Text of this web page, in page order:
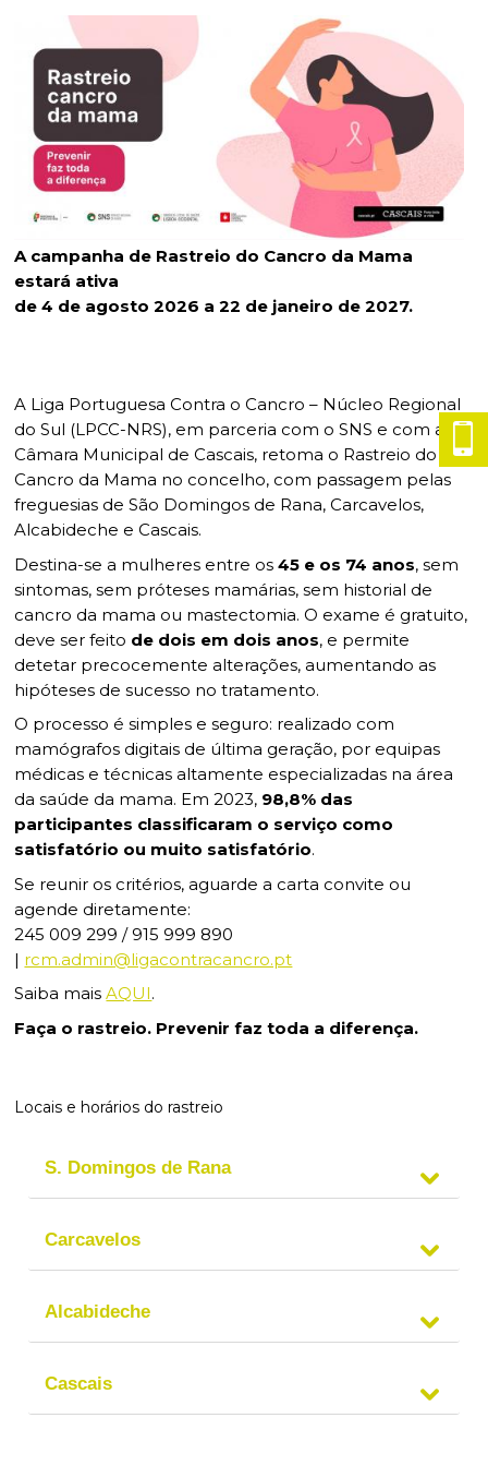
Reabilitação urbana
Urbanismo
Mobilidade
Qualidade de vida
Sociedade & Educação
VISITAR
ESTUDAR
TEMPOS LIVRES
MOBILIDADE
INVESTIR EM CASCAIS
SERVIÇOS
A campanha de Rastreio do Cancro da Mama
estará ativa
de 4 de agosto 2026 a 22 de janeiro de 2027.
A Liga Portuguesa Contra o Cancro – Núcleo Regional
do Sul (LPCC-NRS), em parceria com o SNS e com a
Câmara Municipal de Cascais, retoma o Rastreio do
Cancro da Mama no concelho, com passagem pelas
freguesias de São Domingos de Rana, Carcavelos,
Alcabideche e Cascais.
Destina-se a mulheres entre os45 e os 74 anos, sem
sintomas, sem próteses mamárias, sem historial de
cancro da mama ou mastectomia. O exame é gratuito,
deve ser feito de dois em dois anos, e permite
detetar precocemente alterações, aumentando as
hipóteses de sucesso no tratamento.
O processo é simples e seguro: realizado com
mamógrafos digitais de última geração, por equipas
médicas e técnicas altamente especializadas na área
da saúde da mama. Em 2023, 98,8% das
participantes classificaram o serviço como
satisfatório ou muito satisfatório.
Se reunir os critérios, aguarde a carta convite ou
agende diretamente:
245 009 299 / 915 999 890
| rcm.admin@ligacontracancro.pt
Saiba maisAQUI.
Faça o rastreio. Prevenir faz toda a diferença.
Locais e horários do rastreio
S. Domingos de Rana
Carcavelos
Alcabideche
Cascais